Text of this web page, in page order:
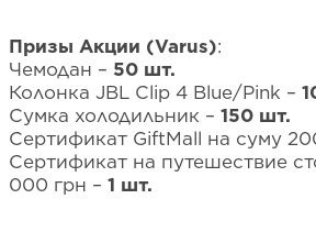
Призы Акции (Varus):
Чемодан – 50 шт.
Колонка JBL Clip 4 Blue/Pink –
Сумка холодильник – 150 шт.
Сертификат GiftMall на суму
Сертификат на путешествие
000 грн – 1 шт.